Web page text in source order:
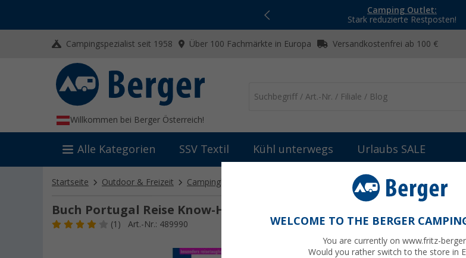
Camping Outlet:
Stark reduzierte Restposten!
Campingspezialist seit 1958 Über 100 Fachmärkte in Europa Versandkostenfrei ab 100 €
Willkommen bei Berger Österreich!
Alle Kategorien SSV Textil Kühl unterwegs Urlaubs SALE
Startseite Outdoor & Freizeit Campingliteratur Buch Portugal Reise Know-How
Buch Portugal Reise Know-How
(1) Art.-Nr.: 489990 WELCOME TO THE BERGER
You are currently on www.fritz-
Would you rather switch to the store in